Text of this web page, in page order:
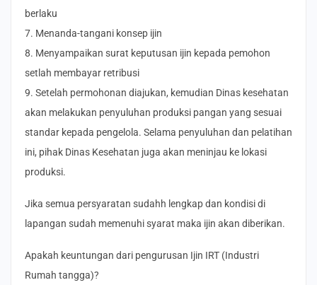
berlaku
7. Menanda-tangani konsep ijin
8. Menyampaikan surat keputusan ijin kepada pemohon
setlah membayar retribusi
9. Setelah permohonan diajukan, kemudian Dinas kesehatan
akan melakukan penyuluhan produksi pangan yang sesuai
standar kepada pengelola. Selama penyuluhan dan pelatihan
ini, pihak Dinas Kesehatan juga akan meninjau ke lokasi
produksi.
Jika semua persyaratan sudahh lengkap dan kondisi di
lapangan sudah memenuhi syarat maka ijin akan diberikan.
Apakah keuntungan dari pengurusan Ijin IRT (Industri
Rumah tangga)?